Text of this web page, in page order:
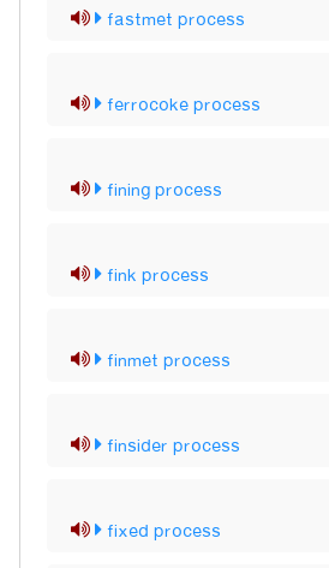
fastmet process
ferrocoke process
fining process
fink process
finmet process
finsider process
fixed process